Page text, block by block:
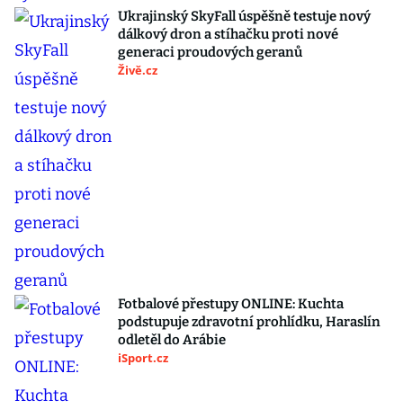
Ukrajinský SkyFall úspěšně testuje nový
dálkový dron a stíhačku proti nové
generaci proudových geranů
Živě.cz
Fotbalové přestupy ONLINE: Kuchta
podstupuje zdravotní prohlídku, Haraslín
odletěl do Arábie
iSport.cz